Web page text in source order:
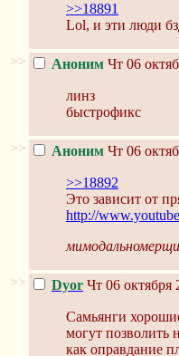
>>18891
Lol, и эти люди
>> Аноним Чт 06
линз
быстрофикс
>> Аноним Чт 06
>>18892
Это зависит от
http://
>> Dyor Чт 06 октября
Самьянги
могут позволить
как оправдание